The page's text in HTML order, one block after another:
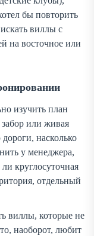
бы повторить
виллы с
на восточное или
изучить план
или живая
насколько
у менеджера,
круглосуточная
отдельный
виллы, которые не
наоборот, любит